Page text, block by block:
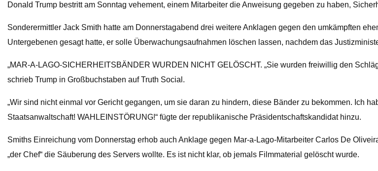
Donald Trump bestritt am Sonntag vehement, einem Mitarbeiter die Anweisung gegeben zu haben,
Sonderermittler Jack Smith hatte am Donnerstagabend drei weitere Anklagen gegen den umkämpften
Untergebenen gesagt hatte, er solle Überwachungsaufnahmen löschen lassen, nachdem das
„MAR-A-LAGO-SICHERHEITSBÄNDER WURDEN NICHT GELÖSCHT. „Sie wurden freiwillig den
schrieb Trump in Großbuchstaben auf Truth Social.
„Wir sind nicht einmal vor Gericht gegangen, um sie daran zu hindern, diese Bänder zu bekommen. Ich
Staatsanwaltschaft! WAHLEINSTÖRUNG!“ fügte der republikanische Präsidentschaftskandidat hinzu.
Smiths Einreichung vom Donnerstag erhob auch Anklage gegen Mar-a-Lago-Mitarbeiter Carlos De
„der Chef“ die Säuberung des Servers wollte. Es ist nicht klar, ob jemals Filmmaterial gelöscht wurde.